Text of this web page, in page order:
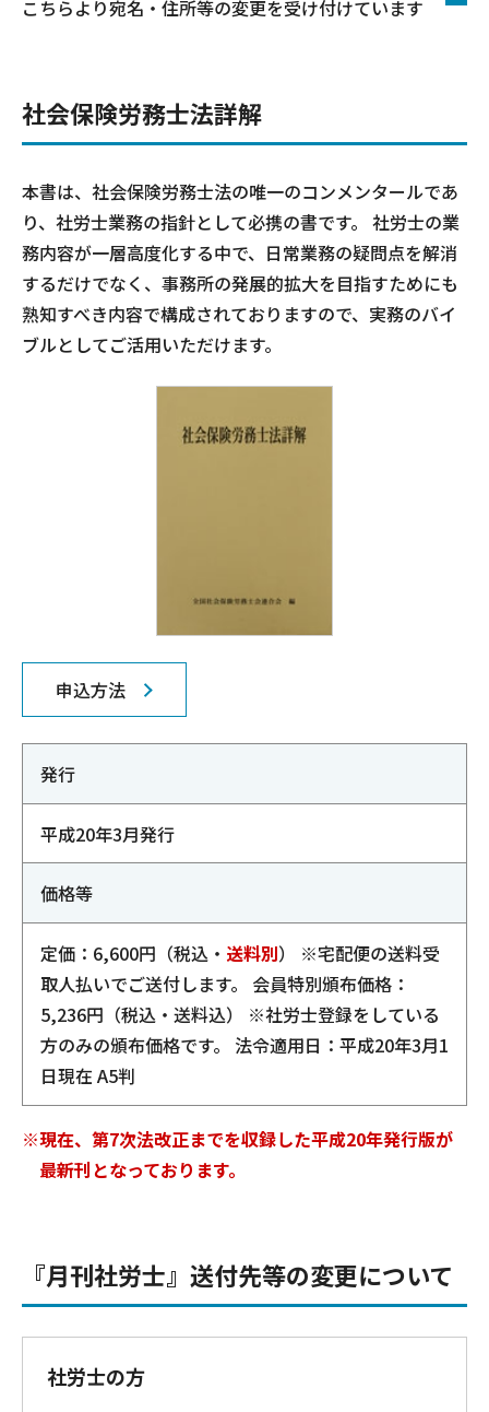
こちらより宛名・住所等の変更を受け付けています
社会保険労務士法詳解
本書は、社会保険労務士法の唯一のコンメンタールであ
り、社労士業務の指針として必携の書です。 社労士の業
務内容が一層高度化する中で、日常業務の疑問点を解消
するだけでなく、事務所の発展的拡大を目指すためにも
熟知すべき内容で構成されておりますので、実務のバイ
ブルとしてご活用いただけます。
申込方法
発行
平成20年3月発行
価格等
定価：6,600円（税込・ 送料別） ※宅配便の送料受
取人払いでご送付します。 会員特別頒布価格：
5,236円（税込・送料込） ※社労士登録をしている
方のみの頒布価格です。 法令適用日：平成20年3月1
日現在 A5判
※現在、第7次法改正までを収録した平成20年発行版が
最新刊となっております。
『月刊社労士』送付先等の変更について
社労士の方